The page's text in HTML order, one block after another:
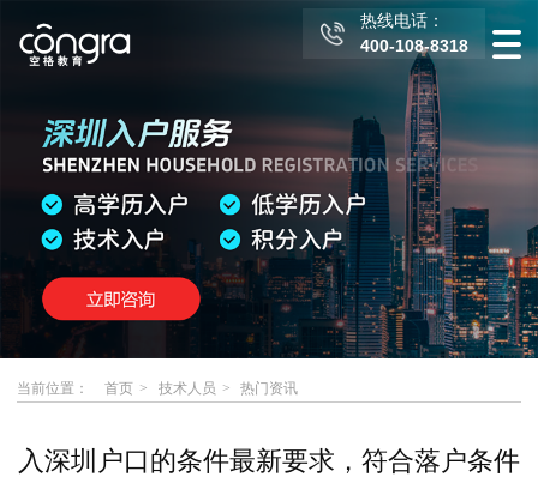
热线电话：
400-108-8318
当前位置： 首页 技术人员 热门资讯
入深圳户口的条件最新要求，符合落户条件